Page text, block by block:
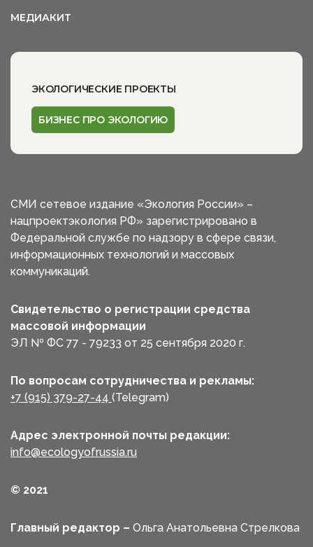
МЕДИАКИТ
ЭКОЛОГИЧЕСКИЕ ПРОЕКТЫ
БИЗНЕС ПРО ЭКОЛОГИЮ
СМИ сетевое издание «Экология России» –
нацпроектэкология РФ» зарегистрировано в
Федеральной службе по надзору в сфере связи,
информационных технологий и массовых
коммуникаций.
Свидетельство о регистрации средства
массовой информации
ЭЛ № ФС 77 - 79233 от 25 сентября 2020 г.
По вопросам сотрудничества и рекламы:
+7 (915) 379-27-44 (Telegram)
Адрес электронной почты редакции:
info@ecologyofrussia.ru
© 2021
Главный редактор – Ольга Анатольевна Стрелкова